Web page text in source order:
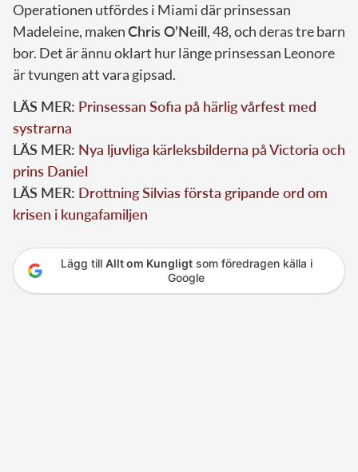
Operationen utfördes i Miami där prinsessan
Madeleine, makenChris O’Neill, 48, och deras tre barn
bor. Det är ännu oklart hur länge prinsessan Leonore
är tvungen att vara gipsad.
LÄS MER: Prinsessan Sofia på härlig vårfest med
systrarna
LÄS MER: Nya ljuvliga kärleksbilderna på Victoria och
prins Daniel
LÄS MER: Drottning Silvias första gripande ord om
krisen i kungafamiljen
Lägg till Allt om Kungligtsom föredragen källa i
Google